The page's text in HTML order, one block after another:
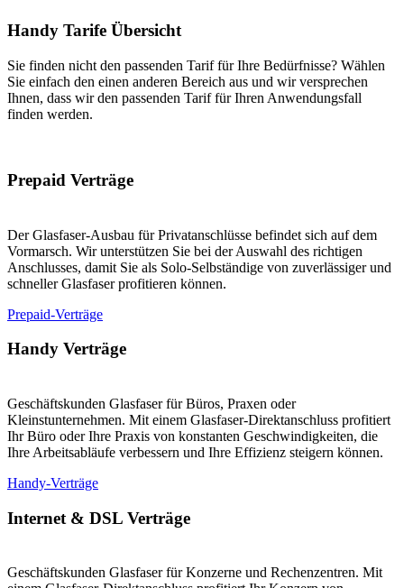
Handy Tarife Übersicht
Sie finden nicht den passenden Tarif für Ihre Bedürfnisse? Wählen
Sie einfach den einen anderen Bereich aus und wir versprechen
Ihnen, dass wir den passenden Tarif für Ihren Anwendungsfall
finden werden.
Prepaid Verträge
Der Glasfaser-Ausbau für Privatanschlüsse befindet sich auf dem
Vormarsch. Wir unterstützen Sie bei der Auswahl des richtigen
Anschlusses, damit Sie als Solo-Selbständige von zuverlässiger und
schneller Glasfaser profitieren können.
Prepaid-Verträge
Handy Verträge
Geschäftskunden Glasfaser für Büros, Praxen oder
Kleinstunternehmen. Mit einem Glasfaser-Direktanschluss profitiert
Ihr Büro oder Ihre Praxis von konstanten Geschwindigkeiten, die
Ihre Arbeitsabläufe verbessern und Ihre Effizienz steigern können.
Handy-Verträge
Internet & DSL Verträge
Geschäftskunden Glasfaser für Konzerne und Rechenzentren. Mit